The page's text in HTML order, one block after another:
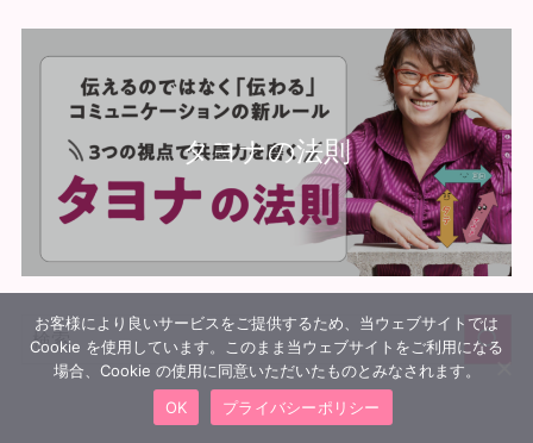
タヨナの法則
お客様により良いサービスをご提供するため、当ウェブサイトでは
Cookie を使用しています。このまま当ウェブサイトをご利用になる
場合、Cookie の使用に同意いただいたものとみなされます。
OK
プライバシーポリシー